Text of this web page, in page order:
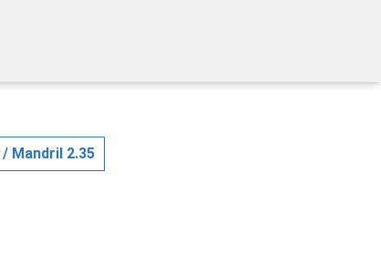
/ Mandril 2.35